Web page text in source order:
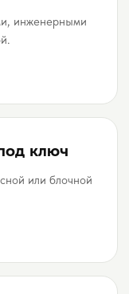
инженерными
ключ
или блочной